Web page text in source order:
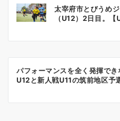
ン
太宰府市とびうめ
（U12）2日目。
パフォーマンスを全く発揮でき
U12と新人戦U11の筑前地区